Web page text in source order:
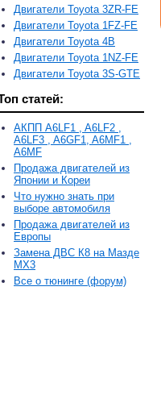
Двигатели Toyota 3ZR-FE
Двигатели Toyota 1FZ-FE
Двигатели Toyota 4B
Двигатели Toyota 1NZ-FE
Двигатели Toyota 3S-GTE
статей:
АКПП A6LF1 , A6LF2 ,
A6LF3 , A6GF1, A6MF1 ,
A6MF
Продажа двигателей из
Японии и Кореи
Что нужно знать при
выборе автомобиля
Продажа двигателей из
Европы
Замена ДВС К8 на Мазде
MX3
Все о тюнинге (форум)